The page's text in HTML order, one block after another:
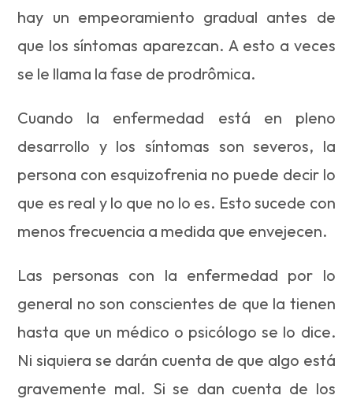
hay un empeoramiento gradual antes de
que los síntomas aparezcan. A esto a veces
se le llama la fase de prodrômica.
Cuando la enfermedad está en pleno
desarrollo y los síntomas son severos, la
persona con esquizofrenia no puede decir lo
que es real y lo que no lo es. Esto sucede con
menos frecuencia a medida que envejecen.
Las personas con la enfermedad por lo
general no son conscientes de que la tienen
hasta que un médico o psicólogo se lo dice.
Ni siquiera se darán cuenta de que algo está
gravemente mal. Si se dan cuenta de los